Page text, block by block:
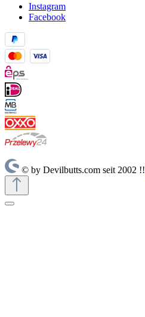
Instagram
Facebook
© by Devilbutts.com seit 2002 !!